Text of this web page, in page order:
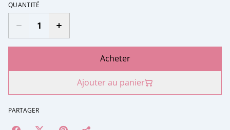
QUANTITÉ
Acheter
Ajouter au panier
PARTAGER